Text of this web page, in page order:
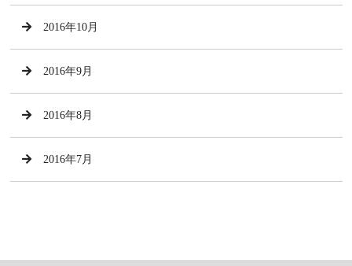
2016年10月
2016年9月
2016年8月
2016年7月